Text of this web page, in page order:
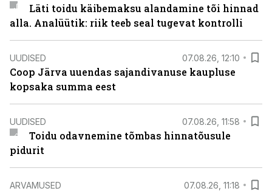
Läti toidu käibemaksu alandamine tõi hinnad
alla. Analüütik: riik teeb seal tugevat kontrolli
UUDISED 07.08.26, 12:10
Coop Järva uuendas sajandivanuse kaupluse
kopsaka summa eest
UUDISED 07.08.26, 11:58
Toidu odavnemine tõmbas hinnatõusule
pidurit
ARVAMUSED 07.08.26, 11:18